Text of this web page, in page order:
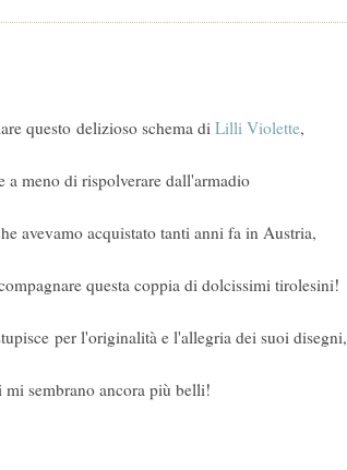
questo delizioso schema di Lilli Violette,
a meno di rispolverare dall'armadio
avevamo acquistato tanti anni fa in Austria,
questa coppia di dolcissimi tirolesini!
per l'originalità e l'allegria dei suoi disegni,
mi sembrano ancora più belli!